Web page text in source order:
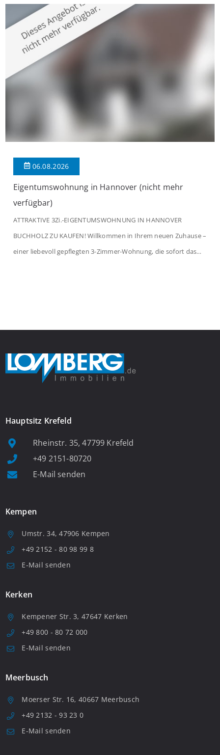
großzügige Räume und eine hochwertige Ausstattung, die
modernen Wohnkomfort mit einem stilvollen Ambiente
verbindet. Der […]
06.08.2026
Eigentumswohnung in Hannover (nicht mehr
verfügbar)
ATTRAKTIVE 3Zi.-EIGENTUMSWOHNUNG IN HANNOVER
BUCHHOLZ ZU KAUFEN! Willkommen in Ihrem neuen Zuhause –
einer liebevoll gepflegten 3-Zimmer-Wohnung, die sofort das
Hauptsitz Krefeld
Rheinstr. 35, 47799 Krefeld
+49 2151-80720
E-Mail senden
Kempen
Umstr. 34, 47906 Kempen
+49 2152 - 80 98 99 8
E-Mail senden
Kerken
Kempener Str. 3, 47647 Kerken
+49 800 - 80 72 000
E-Mail senden
Meerbusch
Moerser Str. 16, 40667 Meerbusch
+49 2132 - 93 23 0
E-Mail senden